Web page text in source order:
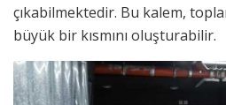
çıkabilmektedir. Bu kalem,
büyük bir kısmını oluşturabilir.